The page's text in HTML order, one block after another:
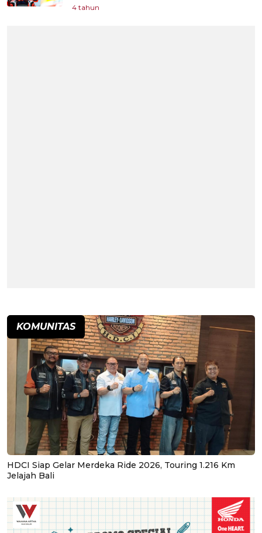
4 tahun
KOMUNITAS
HDCI Siap Gelar Merdeka Ride 2026, Touring 1.216 Km
Jelajah Bali